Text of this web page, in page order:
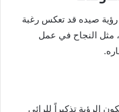
صيده قد تعكس رغبة
النجاح في عمل
الرؤية تذكيراً للرائي